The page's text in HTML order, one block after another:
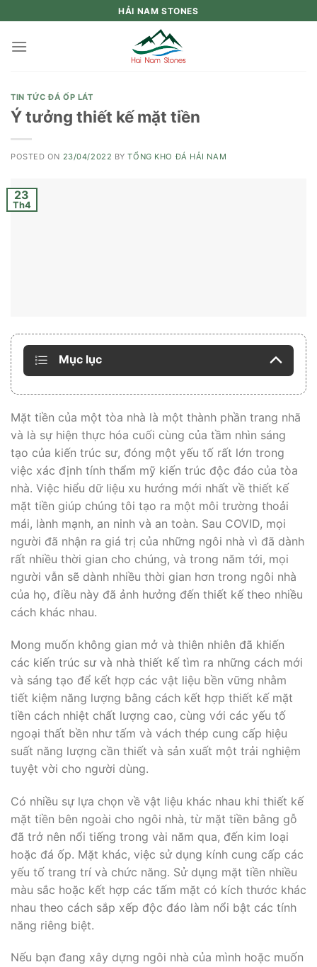
to
content
HẢI NAM STONES
TIN TỨC ĐÁ ỐP LÁT
Ý tưởng thiết kế mặt tiền
POSTED ON 23/04/2022 BYTỔNG KHO ĐÁ HẢI NAM
23
Th4
Mục lục
Mặt tiền của một tòa nhà là một thành phần trang nhã
và là sự hiện thực hóa cuối cùng của tầm nhìn sáng
tạo của kiến ​​trúc sư, đóng một yếu tố rất lớn trong
việc xác định tính thẩm mỹ kiến ​​trúc độc đáo của tòa
nhà. Việc hiểu dữ liệu xu hướng mới nhất về thiết kế
mặt tiền giúp chúng tôi tạo ra một môi trường thoải
mái, lành mạnh, an ninh và an toàn. Sau COVID, mọi
người đã nhận ra giá trị của những ngôi nhà vì đã dành
rất nhiều thời gian cho chúng, và trong năm tới, mọi
người vẫn sẽ dành nhiều thời gian hơn trong ngôi nhà
của họ, điều này đã ảnh hưởng đến thiết kế theo nhiều
cách khác nhau.
Mong muốn không gian mở và thiên nhiên đã khiến
các kiến ​​trúc sư và nhà thiết kế tìm ra những cách mới
và sáng tạo để kết hợp các vật liệu bền vững nhằm
tiết kiệm năng lượng bằng cách kết hợp thiết kế mặt
tiền cách nhiệt chất lượng cao, cùng với các yếu tố
ngoại thất bền như tấm và vách thép cung cấp hiệu
suất năng lượng cần thiết và sản xuất một trải nghiệm
tuyệt vời cho người dùng.
Có nhiều sự lựa chọn về vật liệu khác nhau khi thiết kế
mặt tiền bên ngoài cho ngôi nhà, từ mặt tiền bằng gỗ
đã trở nên nổi tiếng trong vài năm qua, đến kim loại
hoặc đá ốp. Mặt khác, việc sử dụng kính cung cấp các
yếu tố trang trí và chức năng. Sử dụng mặt tiền nhiều
màu sắc hoặc kết hợp các tấm mặt có kích thước khác
nhau theo cách sắp xếp độc đáo làm nổi bật các tính
năng riêng biệt.
Nếu bạn đang xây dựng ngôi nhà của mình hoặc muốn